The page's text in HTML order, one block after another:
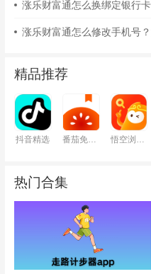
涨乐财富通怎么换绑定银行
涨乐财富通怎么修改手机号
精品推荐
抖音精选
热门合集